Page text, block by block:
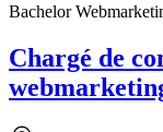
Bachelor
Chargé de